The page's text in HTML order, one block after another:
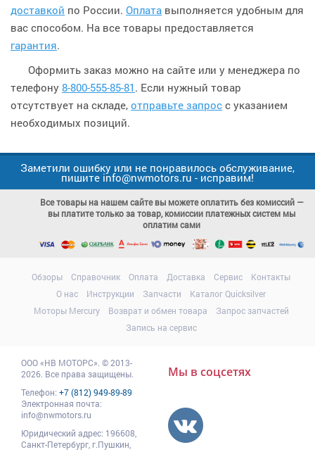
доставкой по России. Оплата выполняется удобным для
вас способом. На все товары предоставляется
гарантия.
Оформить заказ можно на сайте или у менеджера по
телефону 8-800-555-85-81 . Если нужный товар
отсутствует на складе, отправьте запрос с указанием
необходимых позиций.
Заметили ошибку или не понравилось обслуживание,
пишите info@nwmotors.ru - исправим!
Все товары на нашем сайте вы можете оплатить без комиссий —
вы платите только за товар, комиссии платежных систем мы
оплатим сами
Обзоры Справочник Оплата Доставка Сервис
Контакты
О нас
Инструкции Запчасти
Каталог Quicksilver
Моторы Mercury
Возврат и обмен товара
Запрос запчастей
Запись на сервис
ООО«НВ МОТОРС» © 2013-
2026. Все права защищены.
Телефон: +7 (812) 949-89-89
Электронная почта:
info@nwmotors.ru
Юридический адрес: 196608
Санкт-Петербург, г.Пушкин
Мы в соцсетях